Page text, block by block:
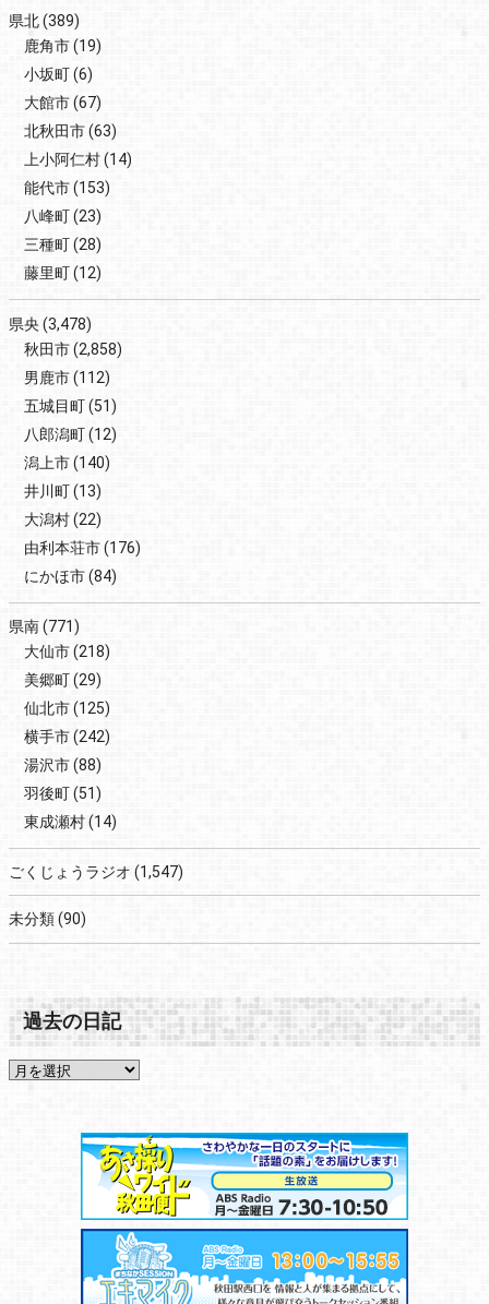
県北(389)
鹿角市(19)
小坂町(6)
大館市(67)
北秋田市(63)
上小阿仁村(14)
能代市(153)
八峰町(23)
三種町(28)
藤里町(12)
県央(3,478)
秋田市(2,858)
男鹿市(112)
五城目町(51)
八郎潟町(12)
潟上市(140)
井川町(13)
大潟村(22)
由利本荘市(176)
にかほ市(84)
県南(771)
大仙市(218)
美郷町(29)
仙北市(125)
横手市(242)
湯沢市(88)
羽後町(51)
東成瀬村(14)
ごくじょうラジオ (1,547)
未分類(90)
過去の日記